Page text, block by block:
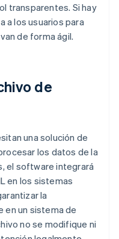
transparentes. Si hay
a los usuarios para
de forma ágil.
de
una solución de
los datos de la
el software integrará
en los sistemas
la
en un sistema de
no se modifique ni